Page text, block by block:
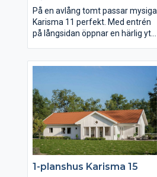
På en avlång tomt passar mysiga
Karisma 11 perfekt. Med entrén
på långsidan öppnar en härlig yta
öppet ryggåstak. Barnens
ligger härligt avskilt från husets
övriga rum och vardagsrummet
med eget badrum likaså.
Karisma 11 ger er mycket
funktion och hemtrevnad på en
lite mindre yta.
1-planshus Karisma 15